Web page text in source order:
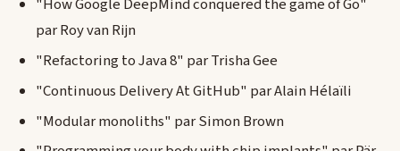
"How Google DeepMind conquered the game of Go"
par Roy van Rijn
"Refactoring to Java 8" par Trisha Gee
"Continuous Delivery At GitHub" par Alain Hélaïli
"Modular monoliths" par Simon Brown